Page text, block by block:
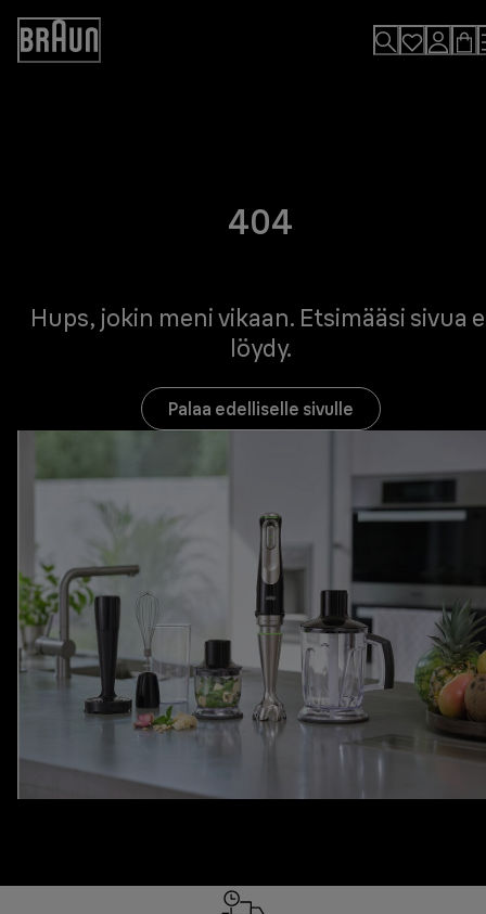
Skip
Content
Accessibility
404
Hups, jokin meni vikaan. Etsimääsi sivua
löydy.
Palaa edelliselle sivulle